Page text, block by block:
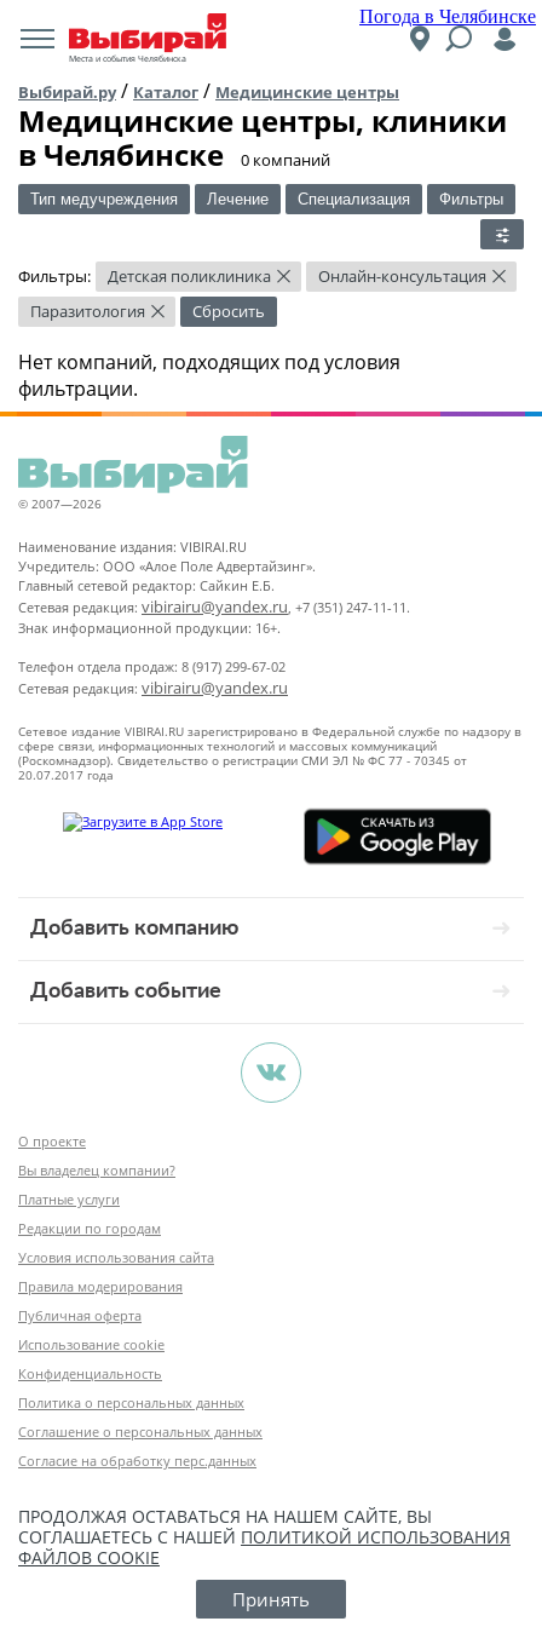
Погода в Челябинске
Места и события Челябинска
Выбирай.ру/ Каталог / Медицинские центры
Медицинские центры, клиники
в Челябинске
​0 компаний
Тип медучреждения Лечение Специализация Фильтры
Фильтры: Детская поликлиника × Онлайн-консультация ×
Паразитология × Сбросить
Нет компаний, подходящих под условия
фильтрации.
© 2007—2026
Наименование издания: VIBIRAI.RU
Учредитель: ООО «Алое Поле Адвертайзинг».
Главный сетевой редактор: Сайкин Е.Б.
Сетевая редакция: vibirairu@yandex.ru, +7 (351) 247-11-11.
Знак информационной продукции: 16+.
Телефон отдела продаж: 8 (917) 299-67-02
Сетевая редакция: vibirairu@yandex.ru
Сетевое издание VIBIRAI.RU зарегистрировано в Федеральной службе по надзору в
сфере связи, информационных технологий и массовых коммуникаций
(Роскомнадзор). Свидетельство о регистрации СМИ ЭЛ № ФС 77 - 70345 от
20.07.2017 года
Добавить компанию
Добавить событие
О проекте
Вы владелец компании?
Платные услуги
Редакции по городам
Условия использования сайта
Правила модерирования
Публичная оферта
Использование cookie
Конфиденциальность
Политика о персональных данных
Соглашение о персональных данных
Согласие на обработку перс.данных
ПРОДОЛЖАЯ ОСТАВАТЬСЯ НА НАШЕМ САЙТЕ, ВЫ
СОГЛАШАЕТЕСЬ С НАШЕЙ ПОЛИТИКОЙ ИСПОЛЬЗОВАНИЯ
ФАЙЛОВ COOKIE
Принять